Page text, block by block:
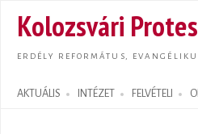
Kolozsvári
ERDÉLY REFORMÁTUS,
AKTUÁLIS INTÉZET FELVÉTELI
Search form